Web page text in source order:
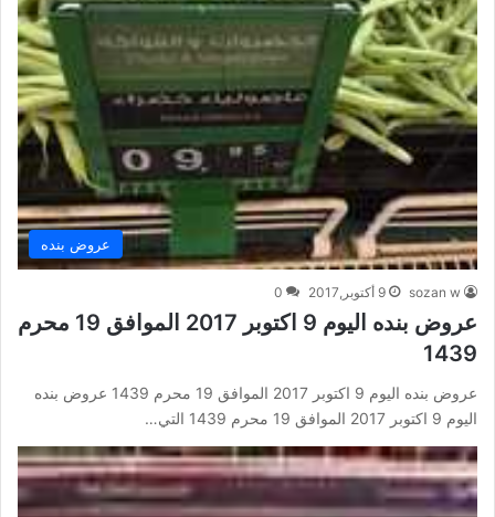
عروض بنده
sozan w 9 أكتوبر,2017 0
عروض بنده اليوم 9 اكتوبر 2017 الموافق 19 محرم
1439
عروض بنده اليوم 9 اكتوبر 2017 الموافق 19 محرم 1439 عروض بنده
اليوم 9 اكتوبر 2017 الموافق 19 محرم 1439 التي…